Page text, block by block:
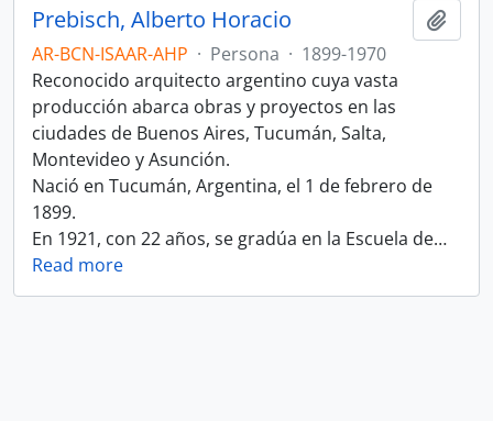
Prebisch, Alberto Horacio
AR-BCN-ISAAR-AHP · Persona · 1899-1970
Reconocido arquitecto argentino cuya vasta
producción abarca obras y proyectos en las
ciudades de Buenos Aires, Tucumán, Salta,
Montevideo y Asunción.
Nació en Tucumán, Argentina, el 1 de febrero de
1899.
En 1921, con 22 años, se gradúa en la Escuela de…
Read more